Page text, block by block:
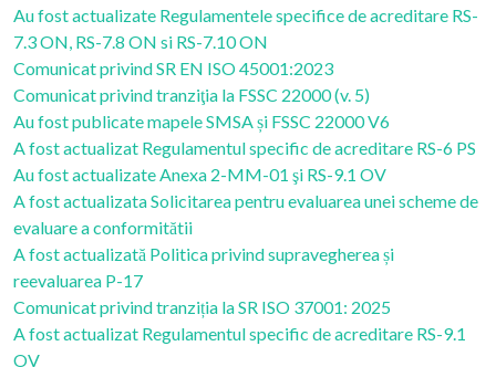
Au fost actualizate Regulamentele specifice de acreditare RS-
7.3 ON, RS-7.8 ON si RS-7.10 ON
Comunicat privind SR EN ISO 45001:2023
Comunicat privind tranziţia la FSSC 22000 (v. 5)
Au fost publicate mapele SMSA și FSSC 22000 V6
A fost actualizat Regulamentul specific de acreditare RS-6 PS
Au fost actualizate Anexa 2-MM-01 şi RS-9.1 OV
A fost actualizata Solicitarea pentru evaluarea unei scheme de
evaluare a conformitătii
A fost actualizată Politica privind supravegherea și
reevaluarea P-17
Comunicat privind tranziția la SR ISO 37001: 2025
A fost actualizat Regulamentul specific de acreditare RS-9.1
OV